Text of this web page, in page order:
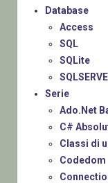
Database
Access
SQL
SQLite
Serie
Ado.Net
C#
Classi di
Codedom